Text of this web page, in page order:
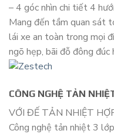
– 4 góc nhìn chi tiết 4
Mang đến tầm quan sát
lái xe an toàn trong mọi
ngõ hẹp, bãi đỗ đông đúc
CÔNG NGHỆ TẢN
VỚI ĐẾ TẢN NHIỆT
Công nghệ tản nhiệt 3